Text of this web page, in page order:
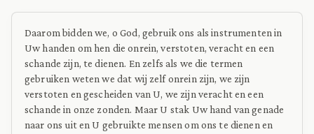
Daarom bidden we, o God, gebruik ons als instrumenten in
Uw handen om hen die onrein, verstoten, veracht en een
schande zijn, te dienen. En zelfs als we die termen
gebruiken weten we dat wij zelf onrein zijn, we zijn
verstoten en gescheiden van U, we zijn veracht en een
schande in onze zonden. Maar U stak Uw hand van genade
naar ons uit en U gebruikte mensen om ons te dienen en